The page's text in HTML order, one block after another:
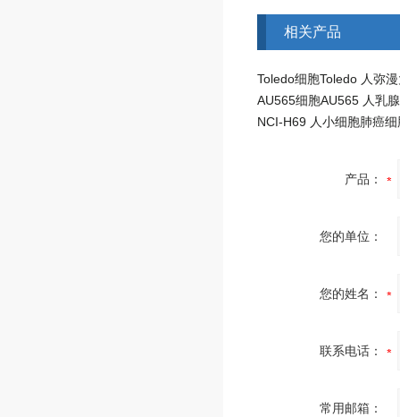
相关产品
产品：
您的单位：
您的姓名：
联系电话：
常用邮箱：